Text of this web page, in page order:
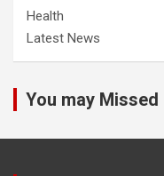
Health
Latest News
You may Missed